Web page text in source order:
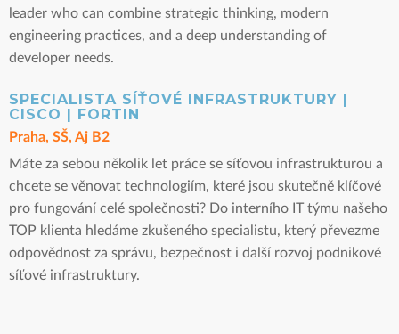
leader who can combine strategic thinking, modern
engineering practices, and a deep understanding of
developer needs.
SPECIALISTA SÍŤOVÉ INFRASTRUKTURY |
CISCO | FORTIN
Praha, SŠ, Aj B2
Máte za sebou několik let práce se síťovou infrastrukturou a
chcete se věnovat technologiím, které jsou skutečně klíčové
pro fungování celé společnosti? Do interního IT týmu našeho
TOP klienta hledáme zkušeného specialistu, který převezme
odpovědnost za správu, bezpečnost i další rozvoj podnikové
síťové infrastruktury.